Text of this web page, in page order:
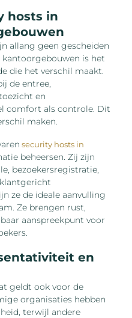
hosts in
allang geen gescheiden
is het
die het verschil maakt.
de entree,
en
comfort als controle. Dit
maken.
security hosts in
beheersen. Zij zijn
bezoekersregistratie,
ze de ideale aanvulling
Ze brengen rust,
aanspreekpunt voor
en
geldt ook voor de
organisaties hebben
terwijl andere